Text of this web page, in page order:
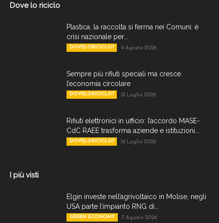
Dove lo riciclo
Plastica, la raccolta si ferma nei Comuni: è
crisi nazionale per...
DOVELORICICLO? 4 Agosto 2026
Sempre più rifiuti speciali ma cresce
l’economia circolare
DOVELORICICLO? 21 Luglio 2026
Rifiuti elettronici in ufficio: l’accordo MASE-
CdC RAEE trasforma aziende e istituzioni...
DOVELORICICLO? 16 Luglio 2026
I più visti
Elgin investe nell’agrivoltaico in Molise, negli
USA parte l’impianto RNG di...
GREEN ECONOMY 7 Agosto 2026